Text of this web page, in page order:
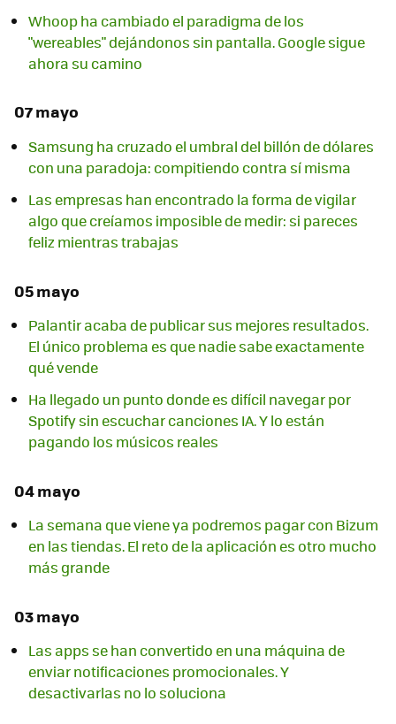
Whoop ha cambiado el paradigma de los
"wereables" dejándonos sin pantalla. Google sigue
ahora su camino
07 mayo
Samsung ha cruzado el umbral del billón de dólares
con una paradoja: compitiendo contra sí misma
Las empresas han encontrado la forma de vigilar
algo que creíamos imposible de medir: si pareces
feliz mientras trabajas
05 mayo
Palantir acaba de publicar sus mejores resultados.
El único problema es que nadie sabe exactamente
qué vende
Ha llegado un punto donde es difícil navegar por
Spotify sin escuchar canciones IA. Y lo están
pagando los músicos reales
04 mayo
La semana que viene ya podremos pagar con Bizum
en las tiendas. El reto de la aplicación es otro mucho
más grande
03 mayo
Las apps se han convertido en una máquina de
enviar notificaciones promocionales. Y
desactivarlas no lo soluciona